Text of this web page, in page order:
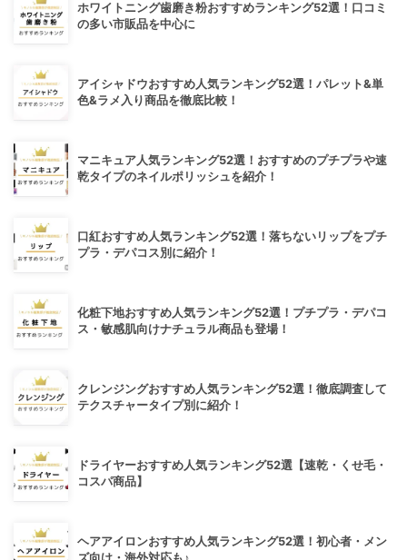
ホワイトニング歯磨き粉おすすめランキング52選！口コミ
の多い市販品を中心に
アイシャドウおすすめ人気ランキング52選！パレット&単
色&ラメ入り商品を徹底比較！
マニキュア人気ランキング52選！おすすめのプチプラや速
乾タイプのネイルポリッシュを紹介！
口紅おすすめ人気ランキング52選！落ちないリップをプチ
プラ・デパコス別に紹介！
化粧下地おすすめ人気ランキング52選！プチプラ・デパコ
ス・敏感肌向けナチュラル商品も登場！
クレンジングおすすめ人気ランキング52選！徹底調査して
テクスチャータイプ別に紹介！
ドライヤーおすすめ人気ランキング52選【速乾・くせ毛・
コスパ商品】
ヘアアイロンおすすめ人気ランキング52選！初心者・メン